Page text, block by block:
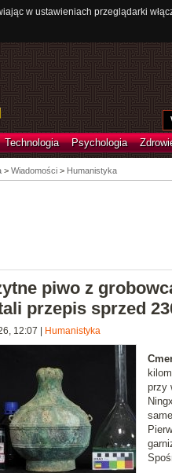
w ustawieniach przeglądarki
Technologia Psychologia
> Wiadomości > Humanistyka
piwo z
przepis sprzed
12:07 Humanistyka
przy